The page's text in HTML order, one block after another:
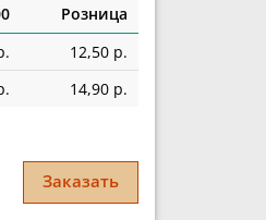
Розница
12,50 р.
14,90 р.
Заказать